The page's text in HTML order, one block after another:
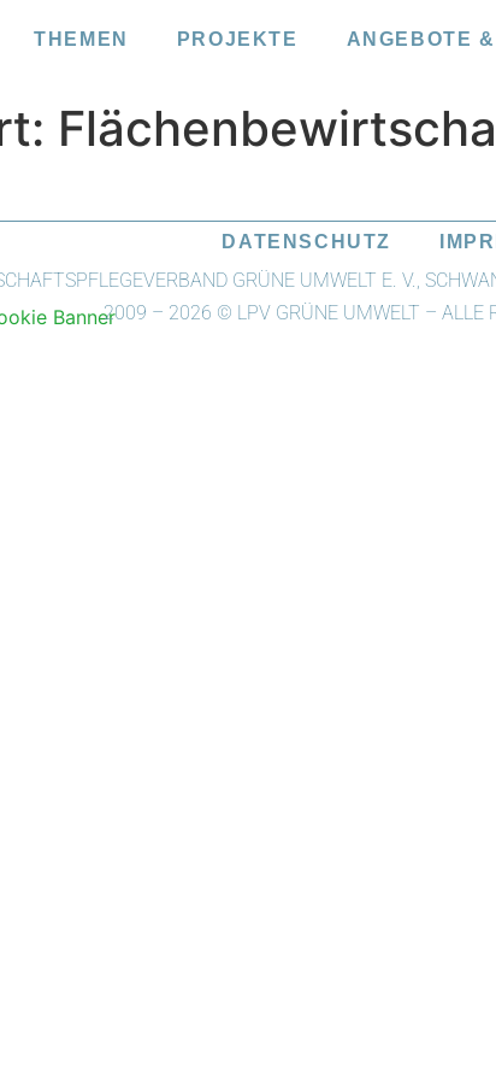
THEMEN PROJEKTE ANGEBOTE
DATENSCHUTZ
GRÜNE UMWELT E. V.,
2009 – 2026 © LPV GRÜNE UMWELT – ALLE
Banner